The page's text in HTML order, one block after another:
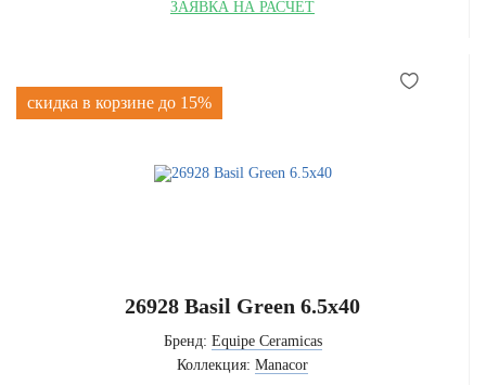
ЗАЯВКА НА РАСЧЁТ
скидка в корзине до 15%
26928 Basil Green 6.5x40
Бренд: Equipe Ceramicas
Коллекция: Manacor